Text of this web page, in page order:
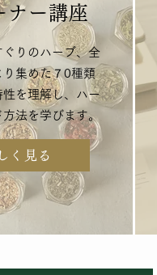
ナー講座
りのハーブ、全
り集めた７0種類
を理解し、 ハー
法を学びます。
く見る